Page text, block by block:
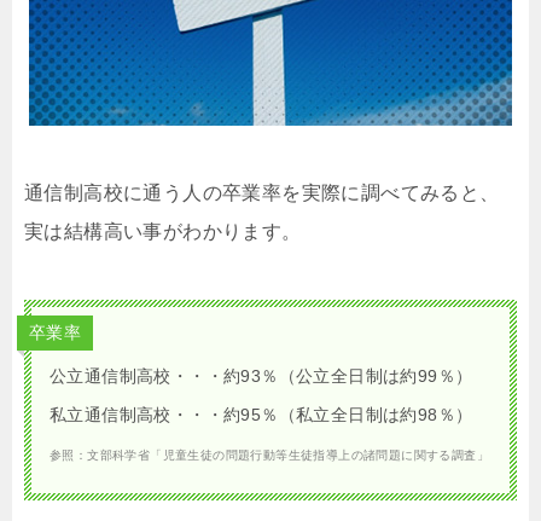
通信制高校に通う人の卒業率を実際に調べてみると、
実は結構高い事がわかります。
卒業率
公立通信制高校・・・約93％（公立全日制は約99％）
私立通信制高校・・・約95％（私立全日制は約98％）
参照：文部科学省「児童生徒の問題行動等生徒指導上の諸問題に関する調査」